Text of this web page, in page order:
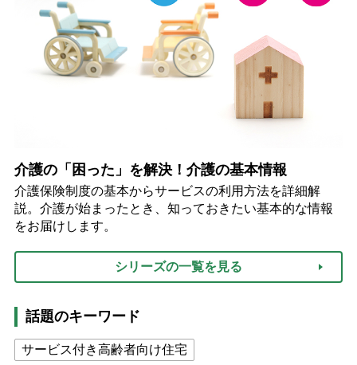
介護の「困った」を解決！介護の基本情報
介護保険制度の基本からサービスの利用方法を詳細解
説。介護が始まったとき、知っておきたい基本的な情報
をお届けします。
シリーズの一覧を見る
話題のキーワード
サービス付き高齢者向け住宅